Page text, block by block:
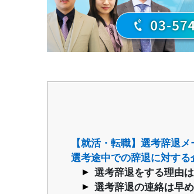
【就活・転職】選考辞退
選考途中での辞退に対する
選考辞退をする理由
選考辞退の連絡は早